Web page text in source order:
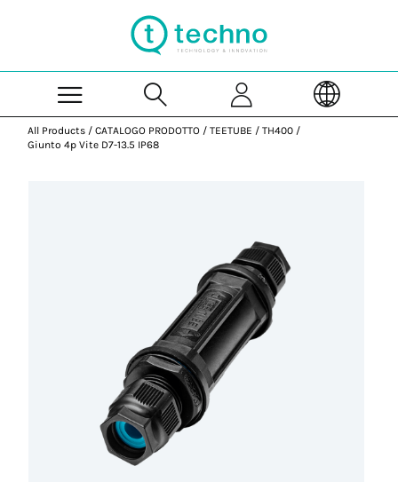
All Products / CATALOGO PRODOTTO / TEETUBE / TH400 /
Giunto 4p Vite D7-13.5 IP68